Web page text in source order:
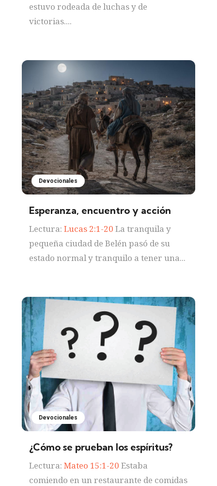
estuvo rodeada de luchas y de
victorias....
Devocionales
Esperanza, encuentro y acción
Lectura: Lucas 2:1-20 La tranquila y
pequeña ciudad de Belén pasó de su
estado normal y tranquilo a tener una...
Devocionales
¿Cómo se prueban los espíritus?
Lectura: Mateo 15:1-20 Estaba
comiendo en un restaurante de comidas